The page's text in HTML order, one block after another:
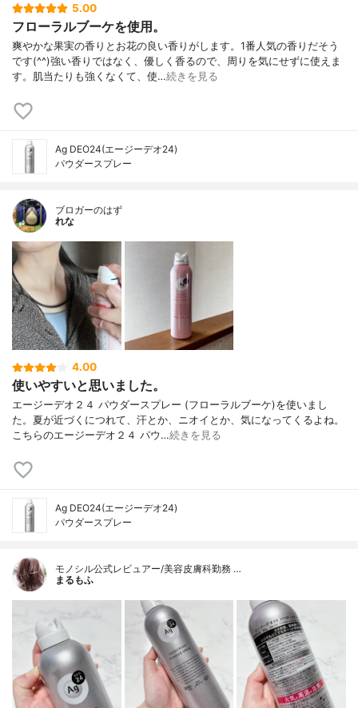
5.00
フローラルブーケを使用。
爽やかな果実の香りとお花の良い香りがします。1番人気の香りだそう
です(^^)強い香りではなく、優しく香るので、周りを気にせずに使えま
す。肌当たりも強くなくて、使…続きを見る
Ag DEO24(エージーデオ24)
パウダースプレー
ブロガーのはず
れな
4.00
使いやすいと思いました。
エージーデオ２４ パウダースプレー (フローラルブーケ)を使いまし
た。夏が近づくにつれて、汗とか、ニオイとか、気になってくるよね。
こちらのエージーデオ２４ パウ…続きを見る
Ag DEO24(エージーデオ24)
パウダースプレー
モノシル公式レビュアー/美容皮膚科勤務 …
まるもふ